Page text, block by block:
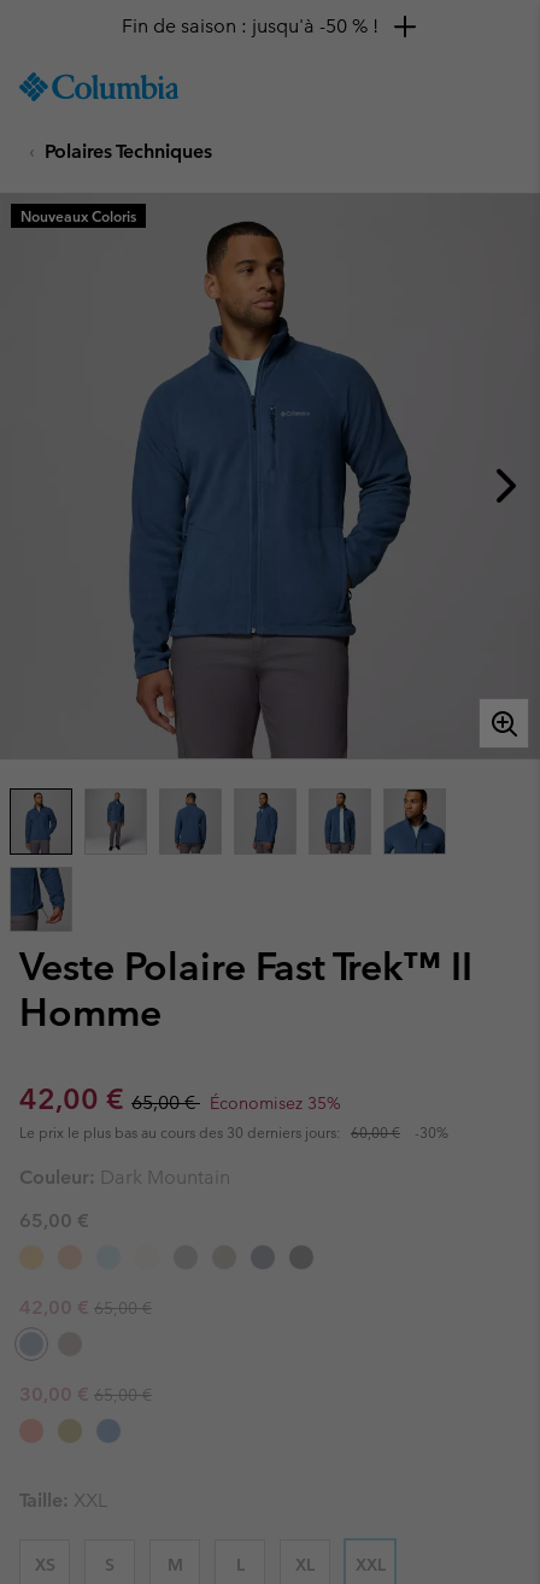
TO
SKIP
MAIN
NAV
Fin de saison : jusqu'à -50 % !
Polaires Techniques
Veste Polaire Fast Trek™ II
Homme
Sale price:
42,00 € Regular price:
65,00 € Économisez 35%
Le prix le plus bas au cours des 30 derniers jours: 60,00 € -30%
Nouveaux Coloris
Couleur: Dark Mountain
65,00 €
Sale price:
42,00 € Regular price:
65,00 €
Sale price:
30,00 € Regular price:
65,00 €
Taille: XXL
XS S M L XL XXL